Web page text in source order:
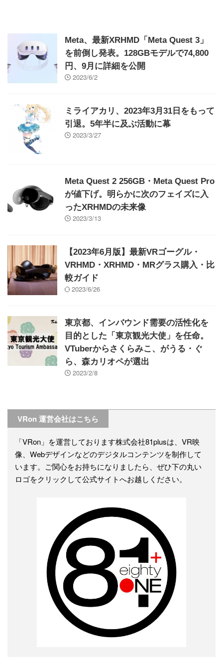
Meta、最新XRHMD「Meta Quest 3」
を前倒し発表。128GBモデルで74,800
円、9月に詳細を公開
2023/6/2
ミライアカリ、2023年3月31日をもって
引退。5年半に及ぶ活動に幕
2023/3/27
Meta Quest 2 256GB・Meta Quest Pro
が値下げ。明らかに次のフェイズに入
ったXRHMDの未来像
2023/3/13
【2023年6月版】最新VRゴーグル・
VRHMD・XRHMD・MRグラス購入・比
較ガイド
2023/6/26
東京都、インバウンド需要の活性化を
目的とした「東京観光大使」を任命。
VTuberからさくらみこ、がうる・ぐ
ら、森カリオペが選出
2023/2/8
VRon 運営会社はこちら
「VRon」を運営しております株式会社81plusは、VR映
像、Webデザインなどのデジタルコンテンツを制作して
います。ご関心をお持ちになりましたら、ぜひ下の丸い
ロゴをクリックして公式サイトへお越しください。